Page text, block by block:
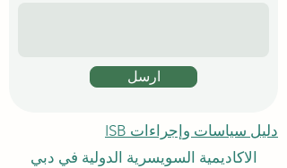
ارسل
دليل سياسات وإجراءات ISB
الاكاديمية السويسرية الدولية في دبي